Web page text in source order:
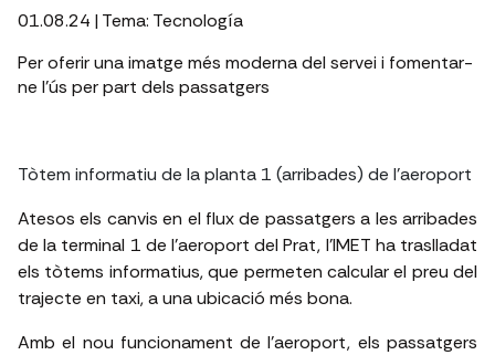
01.08.24 | Tema: Tecnología
Per oferir una imatge més moderna del servei i fomentar-
ne l'ús per part dels passatgers
Tòtem informatiu de la planta 1 (arribades) de l'aeroport
Atesos els canvis en el flux de passatgers a les arribades
de la terminal 1 de l'aeroport del Prat, l'IMET ha traslladat
els tòtems informatius, que permeten calcular el preu del
trajecte en taxi, a una ubicació més bona.
Amb el nou funcionament de l'aeroport, els passatgers